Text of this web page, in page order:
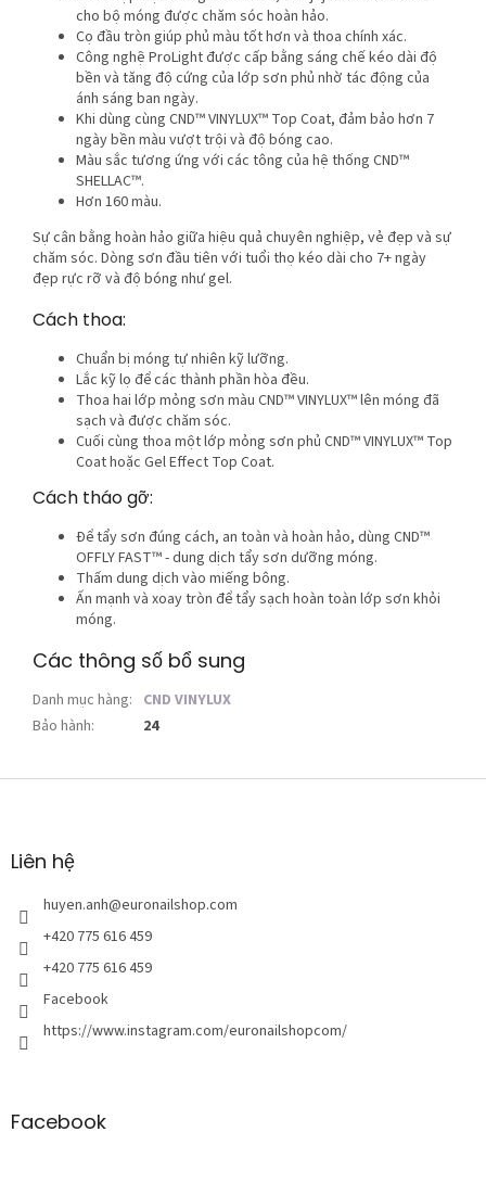
cho bộ móng được chăm sóc hoàn hảo.
Cọ đầu tròn giúp phủ màu tốt hơn và thoa chính xác.
Công nghệ ProLight được cấp bằng sáng chế kéo dài độ
bền và tăng độ cứng của lớp sơn phủ nhờ tác động của
ánh sáng ban ngày.
Khi dùng cùng CND™ VINYLUX™ Top Coat, đảm bảo hơn 7
ngày bền màu vượt trội và độ bóng cao.
Màu sắc tương ứng với các tông của hệ thống CND™
SHELLAC™.
Hơn 160 màu.
Sự cân bằng hoàn hảo giữa hiệu quả chuyên nghiệp, vẻ đẹp và sự
chăm sóc. Dòng sơn đầu tiên với tuổi thọ kéo dài cho 7+ ngày
đẹp rực rỡ và độ bóng như gel.
Cách thoa:
Chuẩn bị móng tự nhiên kỹ lưỡng.
Lắc kỹ lọ để các thành phần hòa đều.
Thoa hai lớp mỏng sơn màu CND™ VINYLUX™ lên móng đã
sạch và được chăm sóc.
Cuối cùng thoa một lớp mỏng sơn phủ CND™ VINYLUX™ Top
Coat hoặc Gel Effect Top Coat.
Cách tháo gỡ:
Để tẩy sơn đúng cách, an toàn và hoàn hảo, dùng CND™
OFFLY FAST™ - dung dịch tẩy sơn dưỡng móng.
Thấm dung dịch vào miếng bông.
Ấn mạnh và xoay tròn để tẩy sạch hoàn toàn lớp sơn khỏi
móng.
Các thông số bổ sung
Danh mục hàng: CND VINYLUX
Bảo hành: 24
C
nLiên hệ
huyen.anh@euronailshop.com
+420 775 616 459
+420 775 616 459
Facebook
https://www.instagram.com/euronailshopcom/
Facebook